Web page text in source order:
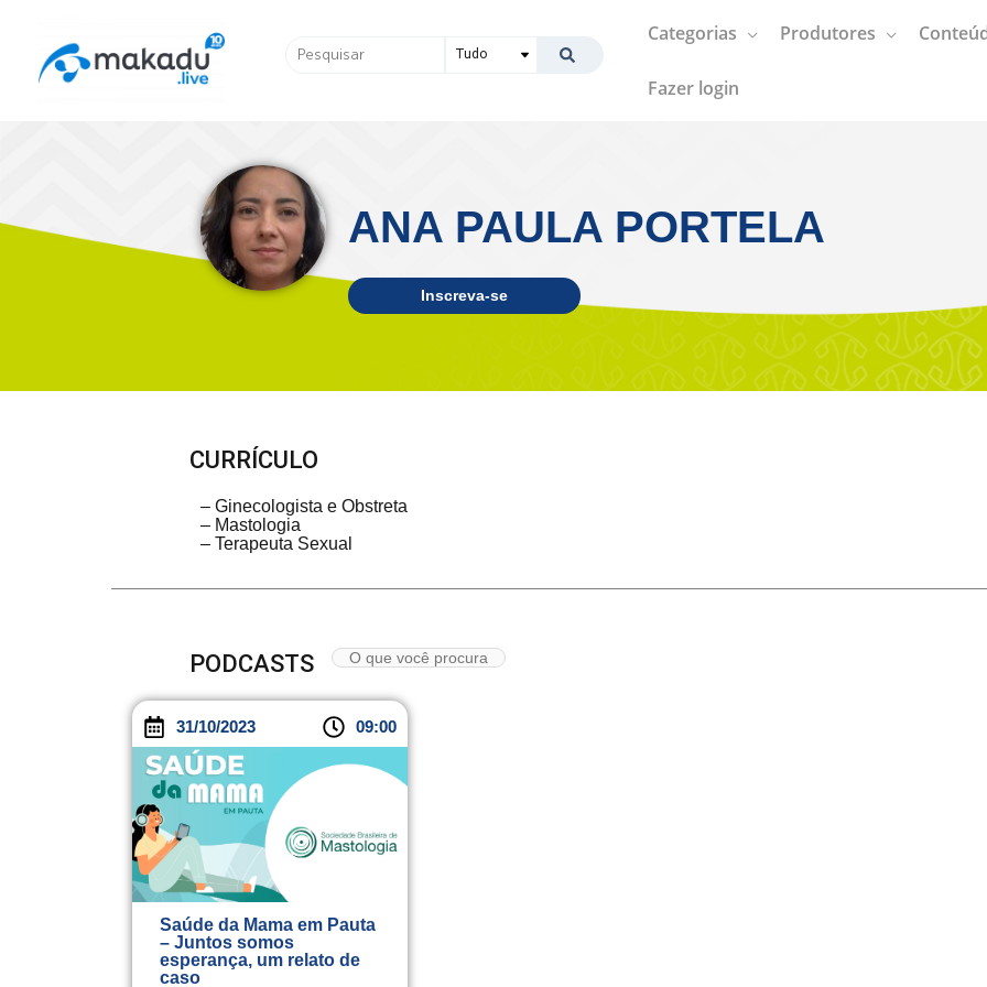
Pesquisar
Categorias Produtores
Fazer login
ANA PAULA PORTELA
Inscreva-se
CURRÍCULO
– Ginecologista e Obstreta
– Mastologia
– Terapeuta Sexual
PODCASTS
31/10/2023 09:00
Saúde da Mama em Pauta
– Juntos somos
esperança, um relato de
caso